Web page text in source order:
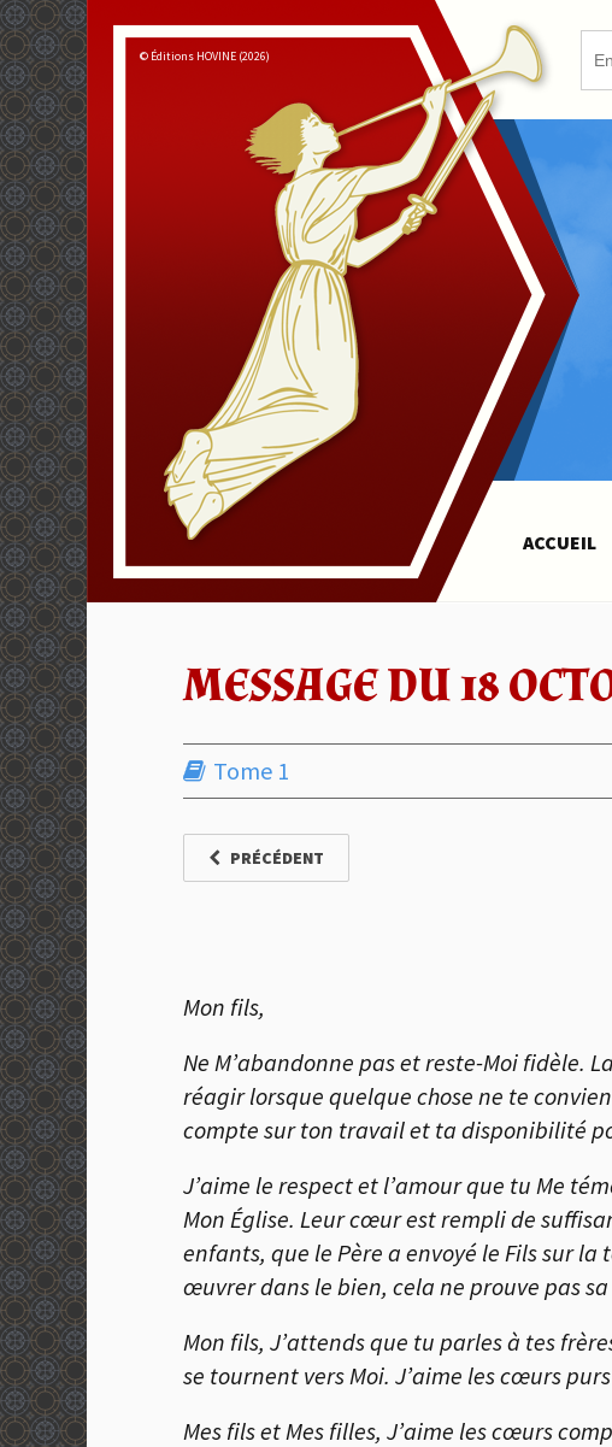
© Éditions HOVINE (2026)
ACCUEIL
MESSAGE DU 18
Tome 1
PRÉCÉDENT
Mon fils,
Ne M’abandonne pas et reste-Moi fidèle.
réagir lorsque quelque chose ne te
compte sur ton travail et ta disponibilité
J’aime le respect et l’amour que tu Me
Mon Église. Leur cœur est rempli de
enfants, que le Père a envoyé le Fils sur
œuvrer dans le bien, cela ne prouve pas
Mon fils, J’attends que tu parles à tes
se tournent vers Moi. J’aime les cœurs
Mes fils et Mes filles, J’aime les cœurs